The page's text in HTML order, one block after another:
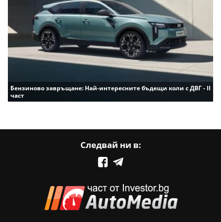
Бензиново завръщане: Най-интересните бъдещи коли с ДВГ - II
част
Следвай ни в: